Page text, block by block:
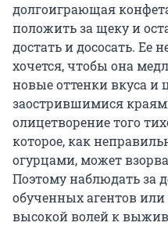
долгоиграющая
положить за щеку и
достать и дососать. Ее
хочется, чтобы она
новые оттенки вкуса и
заострившимися
олицетворение того
которое, как
огурцами, может
Поэтому наблюдать за
обученных агентов
высокой волей к